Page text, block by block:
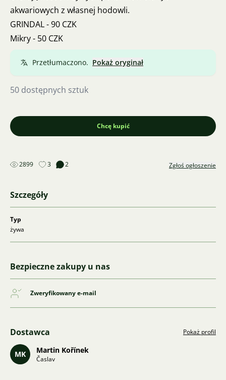
akwariowych z własnej hodowli.
GRINDAL - 90 CZK
Mikry - 50 CZK
Przetłumaczono. Pokaż oryginał
50 dostępnych sztuk
Chcę kupić
2899 3 2 Zgłoś ogłoszenie
Szczegóły
Typ
żywa
Bezpieczne zakupy u nas
Zweryfikowany e-mail
Dostawca Pokaż profil
MK Martin Kořínek
Časlav